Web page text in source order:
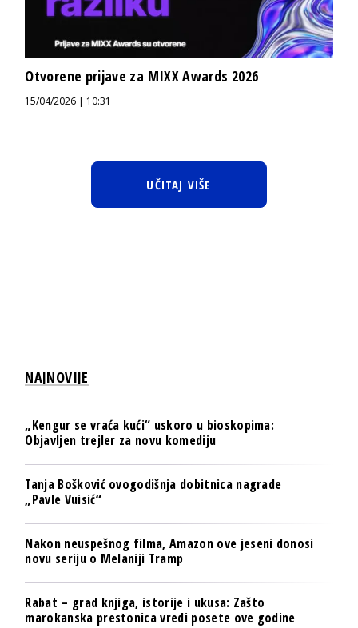
Otvorene prijave za MIXX Awards 2026
15/04/2026 | 10:31
UČITAJ VIŠE
NAJNOVIJE
„Kengur se vraća kući“ uskoro u bioskopima:
Objavljen trejler za novu komediju
Tanja Bošković ovogodišnja dobitnica nagrade
„Pavle Vuisić“
Nakon neuspešnog filma, Amazon ove jeseni donosi
novu seriju o Melaniji Tramp
Rabat – grad knjiga, istorije i ukusa: Zašto
marokanska prestonica vredi posete ove godine